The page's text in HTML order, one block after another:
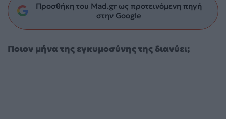
Προσθήκη του Mad.gr ως προτεινόμενη πηγή
στην Google
Ποιον μήνα της εγκυμοσύνης της διανύει;